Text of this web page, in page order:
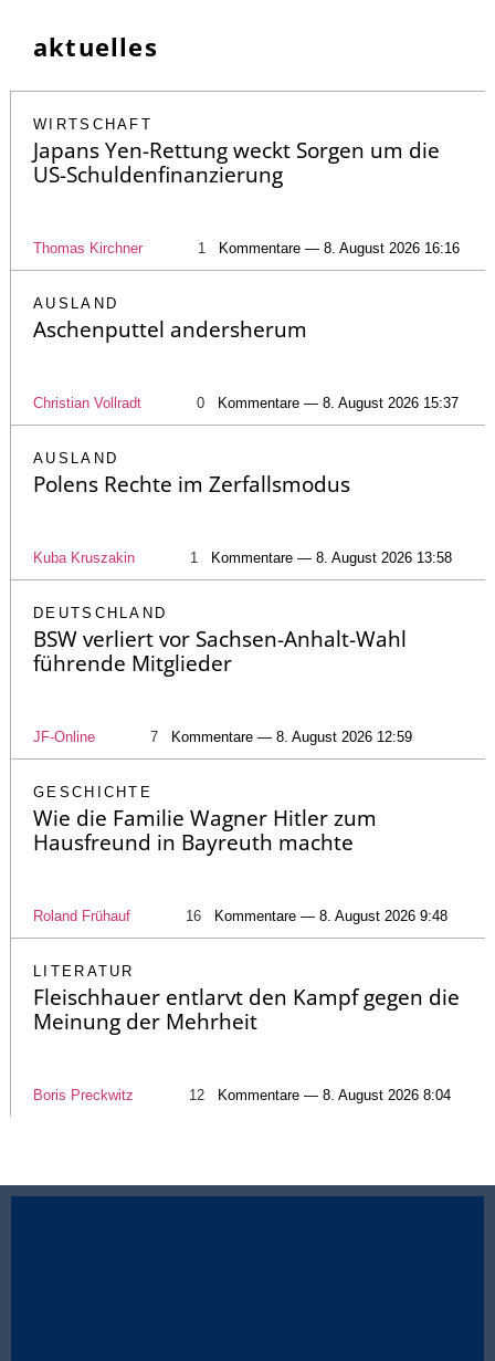
aktuelles
WIRTSCHAFT
Japans Yen-Rettung weckt Sorgen um die
US-Schuldenfinanzierung
Thomas Kirchner 1 Kommentare — 8. August 2026 16:16
AUSLAND
Aschenputtel andersherum
Christian Vollradt 0 Kommentare — 8. August 2026 15:37
AUSLAND
Polens Rechte im Zerfallsmodus
Kuba Kruszakin 1 Kommentare — 8. August 2026 13:58
DEUTSCHLAND
BSW verliert vor Sachsen-Anhalt-Wahl
führende Mitglieder
JF-Online 7 Kommentare — 8. August 2026 12:59
GESCHICHTE
Wie die Familie Wagner Hitler zum
Hausfreund in Bayreuth machte
Roland Frühauf 16 Kommentare — 8. August 2026 9:48
LITERATUR
Fleischhauer entlarvt den Kampf gegen die
Meinung der Mehrheit
Boris Preckwitz 12 Kommentare — 8. August 2026 8:04